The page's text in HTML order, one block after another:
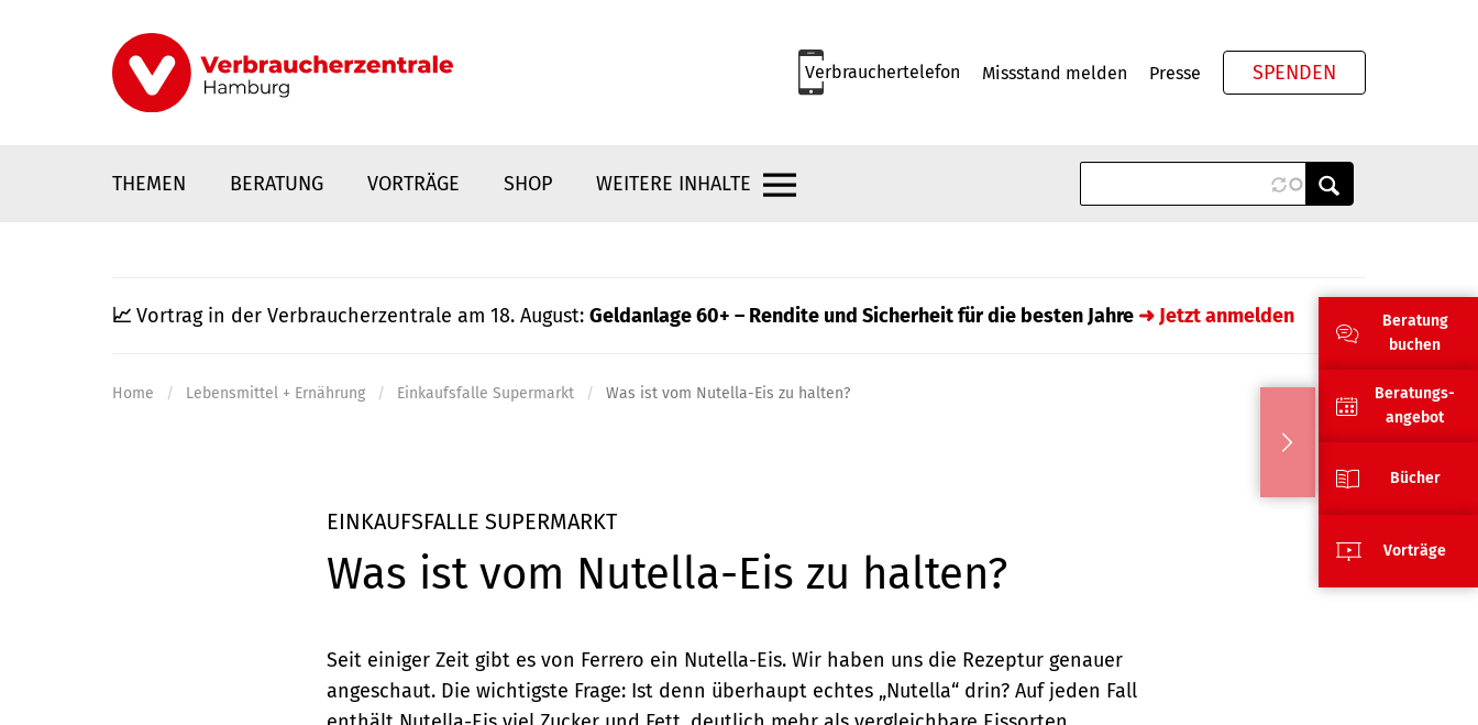
Verbrauchertelefon Missstand melden Presse SPENDEN
THEMEN BERATUNG VORTRÄGE SHOP WEITERE INHALTE
📈 Vortrag in der Verbraucherzentrale am 18. August: Geldanlage 60+ – Rendite und Sicherheit für die besten Jahre ➜ Jetzt anmelden
Home Lebensmittel + Ernährung Einkaufsfalle Supermarkt Was ist vom Nutella-Eis zu halten?
EINKAUFSFALLE SUPERMARKT
Was ist vom Nutella-Eis zu halten?
Seit einiger Zeit gibt es von Ferrero ein Nutella-Eis. Wir haben uns die Rezeptur genauer
angeschaut. Die wichtigste Frage: Ist denn überhaupt echtes „Nutella“ drin? Auf jeden Fall
Beratung
buchen
Beratungs-
angebot
Bücher
Vorträge